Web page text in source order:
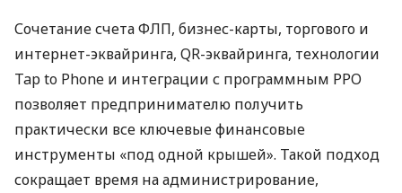
Сочетание счета ФЛП, бизнес-карты, торгового и
интернет-эквайринга, QR-эквайринга, технологии
Tap to Phone и интеграции с программным РРО
позволяет предпринимателю получить
практически все ключевые финансовые
инструменты «под одной крышей». Такой подход
сокращает время на администрирование,